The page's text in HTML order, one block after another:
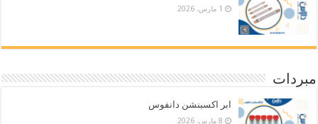
1 مارس، 2026
مبردات
ابر اكسبنشن دانفوس
8 مارس، 2026